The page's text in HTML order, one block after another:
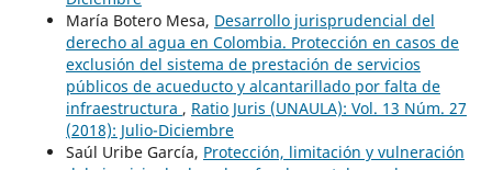
María Botero Mesa, Desarrollo jurisprudencial del
derecho al agua en Colombia. Protección en casos de
exclusión del sistema de prestación de servicios
públicos de acueducto y alcantarillado por falta de
infraestructura , Ratio Juris (UNAULA): Vol. 13 Núm. 27
(2018): Julio-Diciembre
Saúl Uribe García, Protección, limitación y vulneración